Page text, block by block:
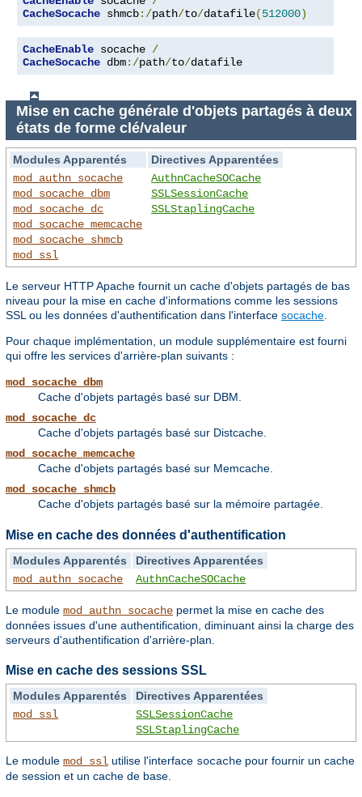
CacheSocache shmcb:/path/to/datafile(512000)
CacheEnable socache /
CacheSocache dbm:/path/to/datafile
Mise en cache générale d'objets partagés à deux
états de forme clé/valeur
Modules Apparentés
Directives Apparentées
mod_authn_socache
mod_socache_dbm
mod_socache_dc
mod_socache_memcache
mod_socache_shmcb
mod_ssl
AuthnCacheSOCache
SSLSessionCache
SSLStaplingCache
Le serveur HTTP Apache fournit un cache d'objets partagés de bas
niveau pour la mise en cache d'informations comme les sessions
SSL ou les données d'authentification dans l'interface socache
Pour chaque implémentation, un module supplémentaire est fourni
qui offre les services d'arrière-plan suivants :
mod_socache_dbm
Cache d'objets partagés basé sur DBM.
mod_socache_dc
Cache d'objets partagés basé sur Distcache.
mod_socache_memcache
Cache d'objets partagés basé sur Memcache.
mod_socache_shmcb
Cache d'objets partagés basé sur la mémoire partagée.
Mise en cache des données d'authentification
Modules Apparentés
Directives Apparentées
mod_authn_socache
AuthnCacheSOCache
Le module mod_authn_socache permet la mise en cache des
données issues d'une authentification, diminuant ainsi la charge des
serveurs d'authentification d'arrière-plan.
Mise en cache des sessions SSL
Modules Apparentés
Directives Apparentées
mod_ssl
SSLSessionCache
SSLStaplingCache
Le module mod_ssl utilise l'interface socache pour fournir un cache
de session et un cache de base.